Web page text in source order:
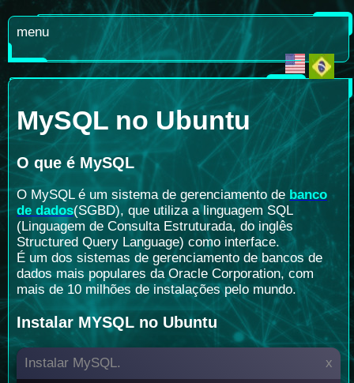
menu
MySQL no Ubuntu
O que é MySQL
O MySQL é um sistema de gerenciamento de banco
de dados(SGBD), que utiliza a linguagem SQL
(Linguagem de Consulta Estruturada, do inglês
Structured Query Language) como interface.
É um dos sistemas de gerenciamento de bancos de
dados mais populares da Oracle Corporation, com
mais de 10 milhões de instalações pelo mundo.
Instalar MYSQL no Ubuntu
Instalar MySQL. x